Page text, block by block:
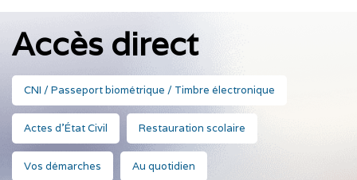
Accès direct
CNI / Passeport biométrique / Timbre électronique
Actes d'État Civil Restauration scolaire
Vos démarches Au quotidien